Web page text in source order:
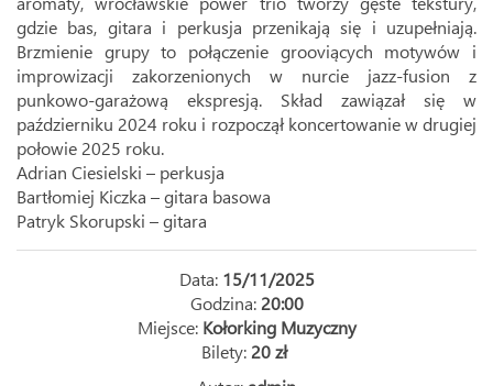
gdzie bas, gitara i perkusja przenikają się i uzupełniają.
Brzmienie grupy to połączenie grooviących motywów i
improwizacji zakorzenionych w nurcie jazz-fusion z
punkowo-garażową ekspresją. Skład zawiązał się w
październiku 2024 roku i rozpoczął koncertowanie w drugiej
połowie 2025 roku.
Adrian Ciesielski – perkusja
Bartłomiej Kiczka – gitara basowa
Patryk Skorupski – gitara
Data: 15/11/2025
Godzina: 20:00
Miejsce: Kołorking Muzyczny
Bilety: 20 zł